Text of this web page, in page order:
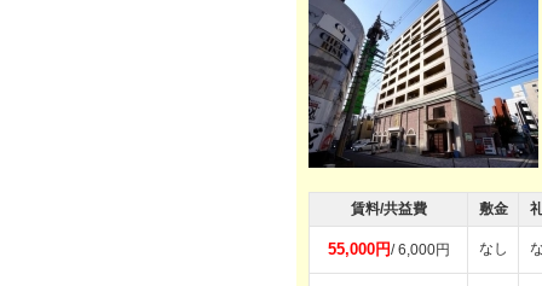
賃料/共益費 敷金
55,000円/ 6,000円 なし